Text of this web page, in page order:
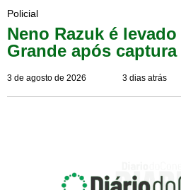
Policial
Neno Razuk é
Grande após
3 de agosto de 2026 3 dias atrás